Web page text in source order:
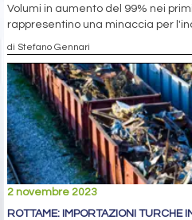
Volumi in aumento del 99% nei
rappresentino una minaccia per
di Stefano Gennari
2 novembre 2023
ROTTAME: IMPORTAZIONI TURCHE